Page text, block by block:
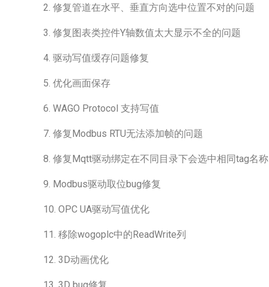
2. 修复管道在水平、垂直方向选中位置不对的问题
3. 修复图表类控件Y轴数值太大显示不全的问题
4. 驱动写值缓存问题修复
5. 优化画面保存
6. WAGO Protocol 支持写值
7. 修复Modbus RTU无法添加帧的问题
8. 修复Mqtt驱动绑定在不同目录下会选中相同tag名
9. Modbus驱动取位bug修复
10. OPC UA驱动写值优化
11. 移除wogoplc中的ReadWrite列
12. 3D动画优化